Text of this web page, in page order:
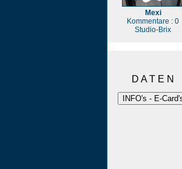
Mexi
Kommentare : 0
Studio-Brix
D A T E N